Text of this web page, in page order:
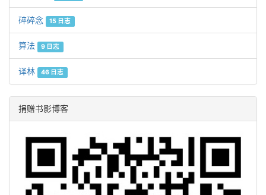
碎碎念 15 日志
算法 9 日志
译林 46 日志
捐赠书影博客